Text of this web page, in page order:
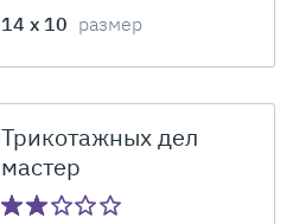
14 x 10 размер
Трикотажных дел
мастер